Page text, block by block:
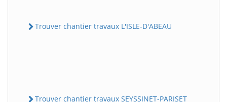
Trouver chantier travaux L'ISLE-D'ABEAU
Trouver chantier travaux SEYSSINET-PARISET